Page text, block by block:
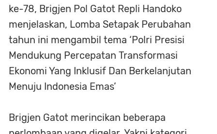
ke-78, Brigjen Pol Gatot Repli Handoko
menjelaskan, Lomba Setapak Perubahan
tahun ini mengambil tema ‘Polri Presisi
Mendukung Percepatan Transformasi
Ekonomi Yang Inklusif Dan Berkelanjutan
Menuju Indonesia Emas’
Brigjen Gatot merincikan beberapa